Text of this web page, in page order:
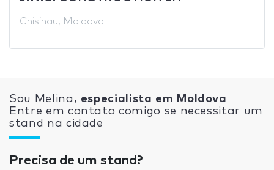
Chisinau, Moldova
Sou Melina, especialista em Moldova
Entre em contato comigo se necessitar um
stand na cidade
Precisa de um stand?